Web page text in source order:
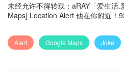
未经允许不得转载： aRAY「爱生活.
Maps] Location Alert 他在你附近！
Alert Google Maps Joke